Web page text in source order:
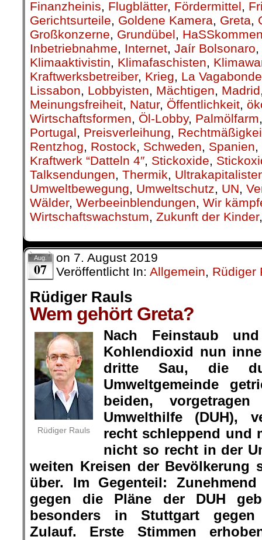
Finanzheinis, Flugblätter, Fördermittel,
Gerichtsurteile, Goldene Kamera, Greta,
Großkonzerne, Grundübel,
Inbetriebnahme, Internet, Jaír Bolsonaro,
Klimaaktivistin, Klimafaschisten,
Kraftwerksbetreiber, Krieg, La Vagabonde
Lissabon, Lobbyisten, Mächtigen, Madrid
Meinungsfreiheit, Natur, Öffentlichkeit,
Wirtschaftsformen, Öl-Lobby, Palmölfarm
Portugal, Preisverleihung,
Rentzhog, Rostock, Schweden, Spanien,
Kraftwerk “Datteln 4″, Stickoxide,
Talksendungen, Thermik,
Umweltbewegung, Umweltschutz, UN,
Wälder, Werbeeinblendungen, Wir
Wirtschaftswachstum, Zukunft der Kinder
Aug.
07
on 7. August 2019
Veröffentlicht In: Allgemein, Rüdiger
Rüdiger Rauls
Wem gehört Greta?
Rüdiger Rauls
Nach Feinstaub
Kohlendioxid nun
dritte Sau, die
Umweltgemeinde
beiden,
Umwelthilfe (DUH),
recht schleppend und
nicht so recht in der
weiten Kreisen der Bevölkerung
über. Im Gegenteil:
gegen die Pläne der DUH
besonders in Stuttgart gegen
Zulauf. Erste Stimmen